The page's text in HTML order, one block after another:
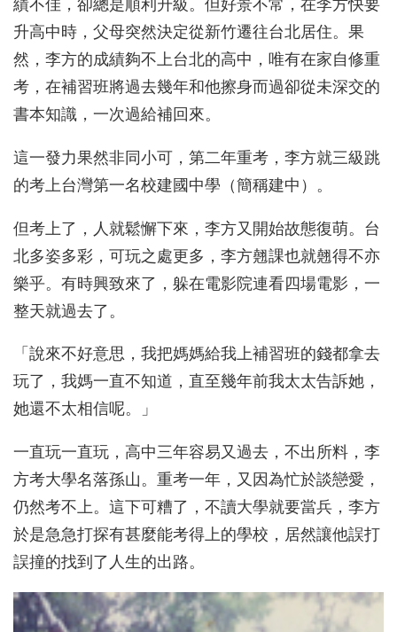
績不佳，卻總是順利升級。但好景不常，在李方快要
升高中時，父母突然決定從新竹遷往台北居住。果
然，李方的成績夠不上台北的高中，唯有在家自修重
考，在補習班將過去幾年和他擦身而過卻從未深交的
書本知識，一次過給補回來。
這一發力果然非同小可，第二年重考，李方就三級跳
的考上台灣第一名校建國中學（簡稱建中）。
但考上了，人就鬆懈下來，李方又開始故態復萌。台
北多姿多彩，可玩之處更多，李方翹課也就翹得不亦
樂乎。有時興致來了，躲在電影院連看四場電影，一
整天就過去了。
「說來不好意思，我把媽媽給我上補習班的錢都拿去
玩了，我媽一直不知道，直至幾年前我太太告訴她，
她還不太相信呢。」
一直玩一直玩，高中三年容易又過去，不出所料，李
方考大學名落孫山。重考一年，又因為忙於談戀愛，
仍然考不上。這下可糟了，不讀大學就要當兵，李方
於是急急打探有甚麼能考得上的學校，居然讓他誤打
誤撞的找到了人生的出路。